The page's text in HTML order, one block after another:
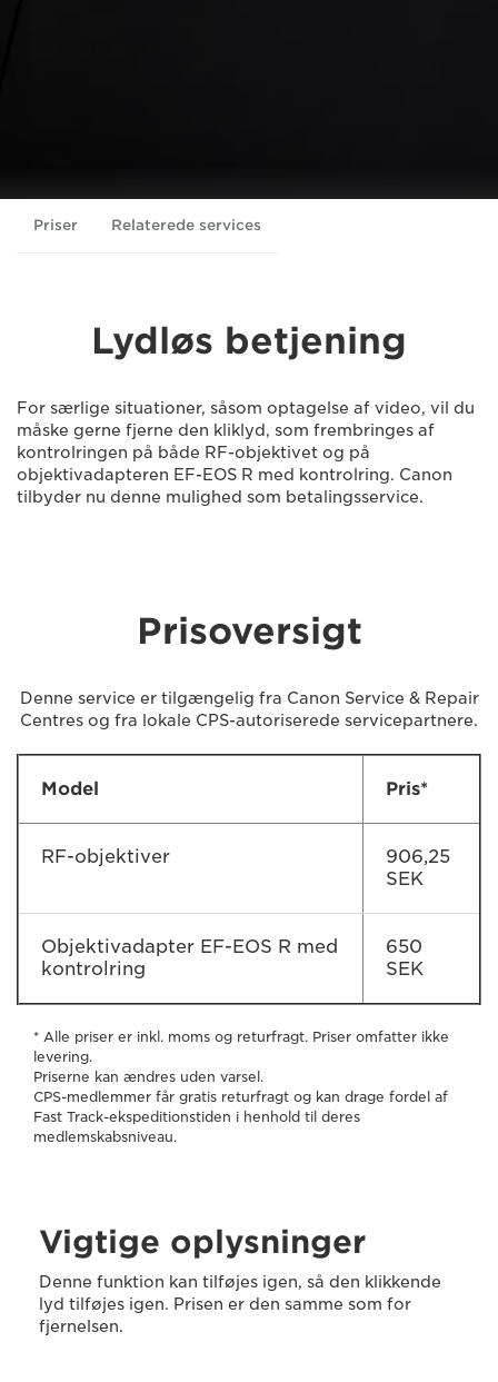
Priser Relaterede services
Lydløs betjening
For særlige situationer, såsom optagelse af video, vil du
måske gerne fjerne den kliklyd, som frembringes af
kontrolringen på både RF-objektivet og på
objektivadapteren EF-EOS R med kontrolring. Canon
tilbyder nu denne mulighed som betalingsservice.
Prisoversigt
Denne service er tilgængelig fra Canon Service & Repair
Centres og fra lokale CPS-autoriserede servicepartnere.
Model Pris*
RF-objektiver
906,25
SEK
Objektivadapter EF-EOS R med
kontrolring
650
SEK
* Alle priser er inkl. moms og returfragt. Priser omfatter ikke
levering.
Priserne kan ændres uden varsel.
CPS-medlemmer får gratis returfragt og kan drage fordel af
Fast Track-ekspeditionstiden i henhold til deres
medlemskabsniveau.
Vigtige oplysninger
Denne funktion kan tilføjes igen, så den klikkende
lyd tilføjes igen. Prisen er den samme som for
fjernelsen.